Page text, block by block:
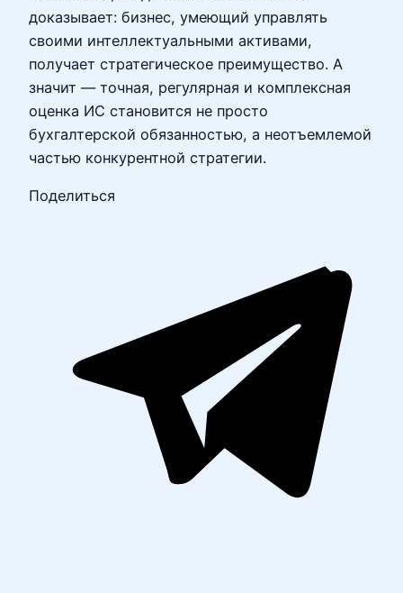
доказывает: бизнес, умеющий управлять
своими интеллектуальными активами,
получает стратегическое преимущество. А
значит — точная, регулярная и комплексная
оценка ИС становится не просто
бухгалтерской обязанностью, а неотъемлемой
частью конкурентной стратегии.
Поделиться